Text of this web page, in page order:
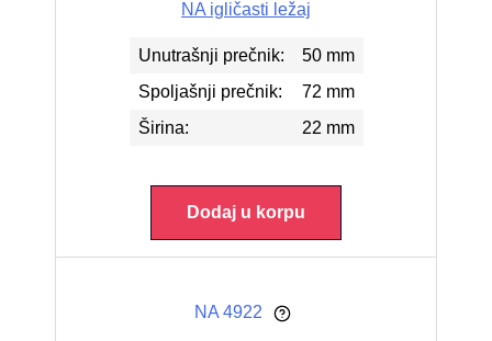
NA igličasti ležaj
Unutrašnji prečnik:
50 mm
Spoljašnji prečnik:
72 mm
Širina:
22 mm
Dodaj u korpu
NA 4922